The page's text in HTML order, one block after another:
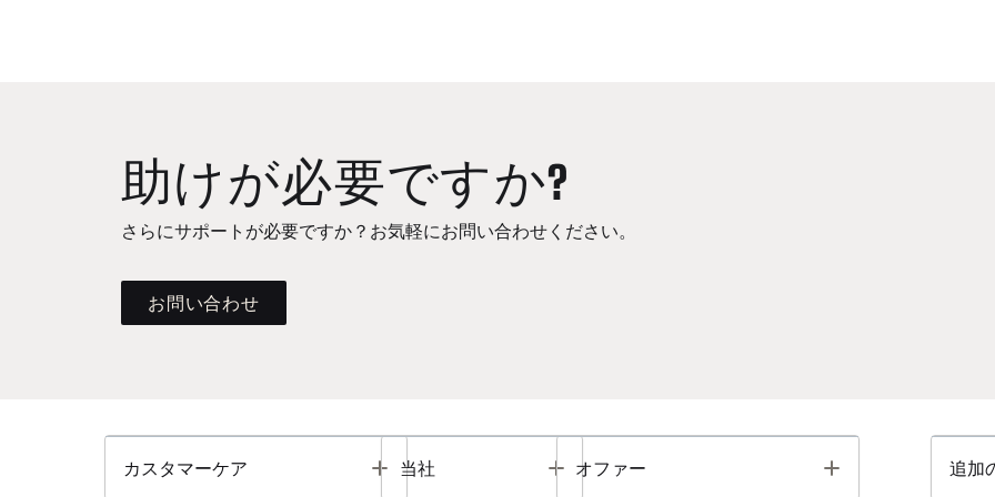
助けが必要ですか?
さらにサポートが必要ですか？お気軽にお問い合わせください。
お問い合わせ
カスタマーケア Toggle
当社 Toggle
オファー Toggle 追加